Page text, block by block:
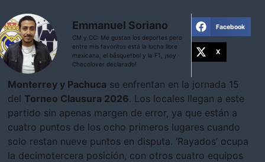
Emmanuel Soriano
CM y CC: Me gustan los deportes pero
entre mis favoritos está la lucha libre
mexicana, el básquetbol y la F1, ¡soy
Checolover declarado!
Facebook
X
Monterrey y Pachuca se enfrentan en la jornada 15
del Torneo Clausura 2026. Los locales llegan a este
partido sin apenas margen de error, ya que están a
cuatro puntos de los ocho primeros lugares cuando
solo restan nueve puntos en disputa. ‘Rayados’ ocupa
la decimotercera posición, con otros cuatro equipos